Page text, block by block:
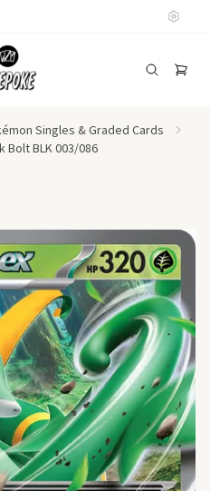
Singles & Graded Cards
Bolt BLK 003/086